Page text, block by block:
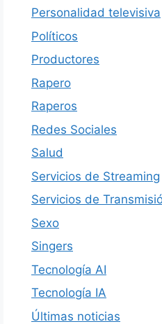
Personalidad televisiva
Políticos
Productores
Rapero
Raperos
Redes Sociales
Salud
Servicios de Streaming
Servicios de
Sexo
Singers
Tecnología AI
Tecnología IA
Últimas noticias